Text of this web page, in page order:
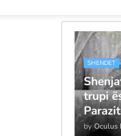
SHENDET
trupi
by Oculus